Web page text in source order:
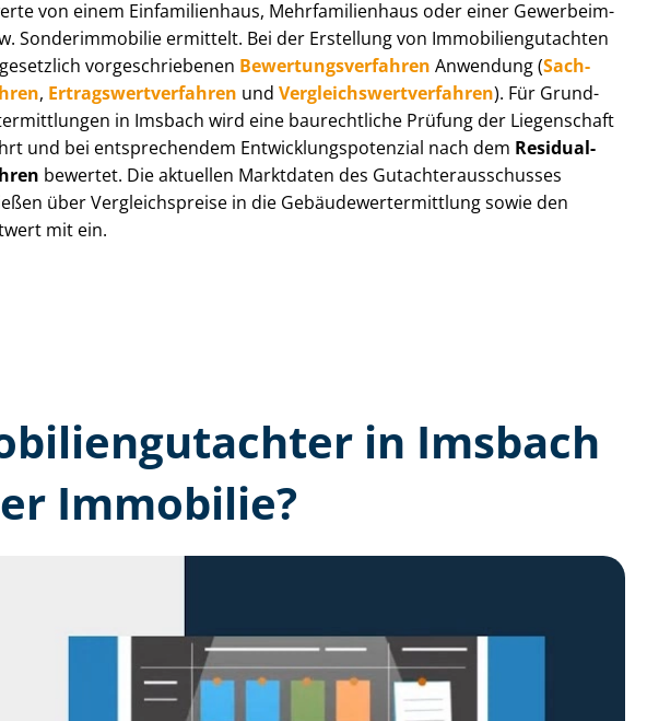
von einem Einfamilienhaus, Mehr­fa­mi­li­en­haus oder einer Ge­wer­be­im­
Sonderimmobilie ermittelt. Bei der Erstellung von Im­mo­bi­li­en­gut­ach­ten
vor­ge­schrie­be­nen Be­wer­tungs­ver­fah­ren Anwendung (Sach­
, Er­trags­wert­ver­fah­ren und Ver­gleichs­wert­ver­fah­ren). Für Grund­
in Imsbach wird eine baurechtliche Prüfung der Liegenschaft
und bei entsprechendem Ent­wick­lungs­po­ten­zi­al nach dem Re­si­du­al­
bewertet. Die aktuellen Marktdaten des Gut­ach­ter­aus­schus­ses
über Ver­gleichs­prei­se in die Ge­bäu­de­wert­ermitt­lung sowie den
mit ein.
in Imsbach
Immobilie?